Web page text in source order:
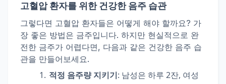
고혈압 환자를 위한 건강한 음주 습관
그렇다면 고혈압 환자들은 어떻게 해야 할까요? 가
장 좋은 방법은 금주입니다. 하지만 현실적으로 완
전한 금주가 어렵다면, 다음과 같은 건강한 음주 습
관을 만들어보세요.
적정 음주량 지키기: 남성은 하루 2잔, 여성